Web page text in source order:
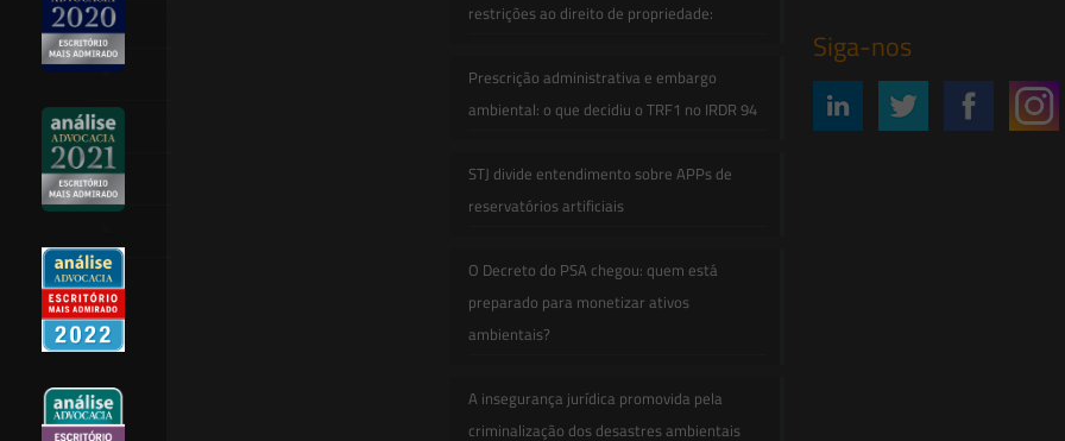
restrições ao direito de propriedade:
Prescrição administrativa e embargo
ambiental: o que decidiu o TRF1 no IRDR 94
STJ divide entendimento sobre APPs de
reservatórios artificiais
O Decreto do PSA chegou: quem está
preparado para monetizar ativos
ambientais?
A insegurança jurídica promovida pela
criminalização dos desastres ambientais
Siga-nos